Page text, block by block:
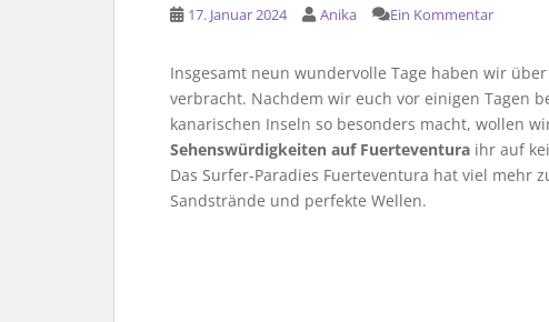
17. Januar 2024 Anika Ein Kommentar
Insgesamt neun wundervolle Tage haben wir
verbracht. Nachdem wir euch vor einigen Tagen
kanarischen Inseln so besonders macht, wollen
Sehenswürdigkeiten auf Fuerteventura ihr auf
Das Surfer-Paradies Fuerteventura hat viel mehr
Sandstrände und perfekte Wellen.